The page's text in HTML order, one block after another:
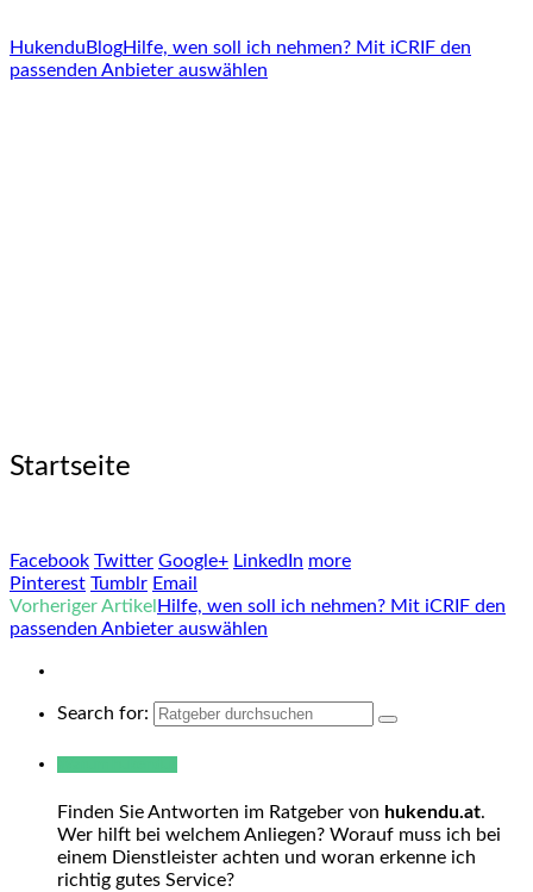
Hukendu BlogHilfe, wen soll ich nehmen? Mit iCRIF den
passenden Anbieter auswählen
Startseite
Facebook Twitter Google+ LinkedIn more
Pinterest Tumblr Email
Vorheriger Artikel Hilfe, wen soll ich nehmen? Mit iCRIF den
passenden Anbieter auswählen
Search for:
Finden Sie Antworten im Ratgeber von hukendu.at.
Wer hilft bei welchem Anliegen? Worauf muss ich bei
einem Dienstleister achten und woran erkenne ich
richtig gutes Service?